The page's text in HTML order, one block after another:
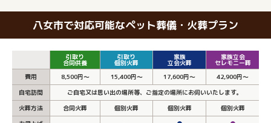
八女市で対応可能なペット葬儀・火葬プラン
引取り
合同供養
引取り
個別火葬
家族
立会火葬
家族立会
セレモニー葬
費用
8,500円～ 15,400円～ 17,600円～
42,900円～
自宅訪問
ご自宅又は思い出の場所等、ご指定の場所にお伺いいたします。
火葬方法
合同火葬 個別火葬 個別火葬
個別火葬